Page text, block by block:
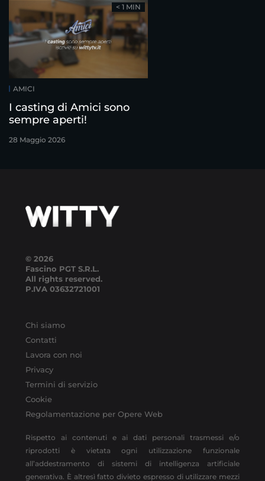
AMICI
I casting di Amici sono
sempre aperti!
28 Maggio 2026
< 1 MIN
© 2026
Fascino PGT S.R.L.
All rights reserved.
P.IVA 03632721001
Chi siamo
Contatti
Lavora con noi
Privacy
Termini di servizio
Cookie
Regolamentazione per Opere Web
Rispetto ai contenuti e ai dati personali trasmessi e/o
riprodotti è vietata ogni utilizzazione funzionale
all’addestramento di sistemi di intelligenza artificiale
generativa. È altresì fatto divieto espresso di utilizzare mezzi